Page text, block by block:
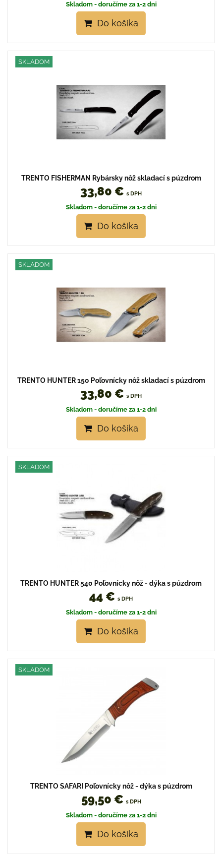
Skladom - doručíme za 1-2 dni
Do košíka
SKLADOM
TRENTO FISHERMAN Rybársky nôž skladací s púzdrom
33,80 € s DPH
Skladom - doručíme za 1-2 dni
Do košíka
SKLADOM
TRENTO HUNTER 150 Poľovnícky nôž skladací s púzdrom
33,80 € s DPH
Skladom - doručíme za 1-2 dni
Do košíka
SKLADOM
TRENTO HUNTER 540 Poľovnícky nôž - dýka s púzdrom
44 € s DPH
Skladom - doručíme za 1-2 dni
Do košíka
SKLADOM
TRENTO SAFARI Poľovnícky nôž - dýka s púzdrom
59,50 € s DPH
Skladom - doručíme za 1-2 dni
Do košíka